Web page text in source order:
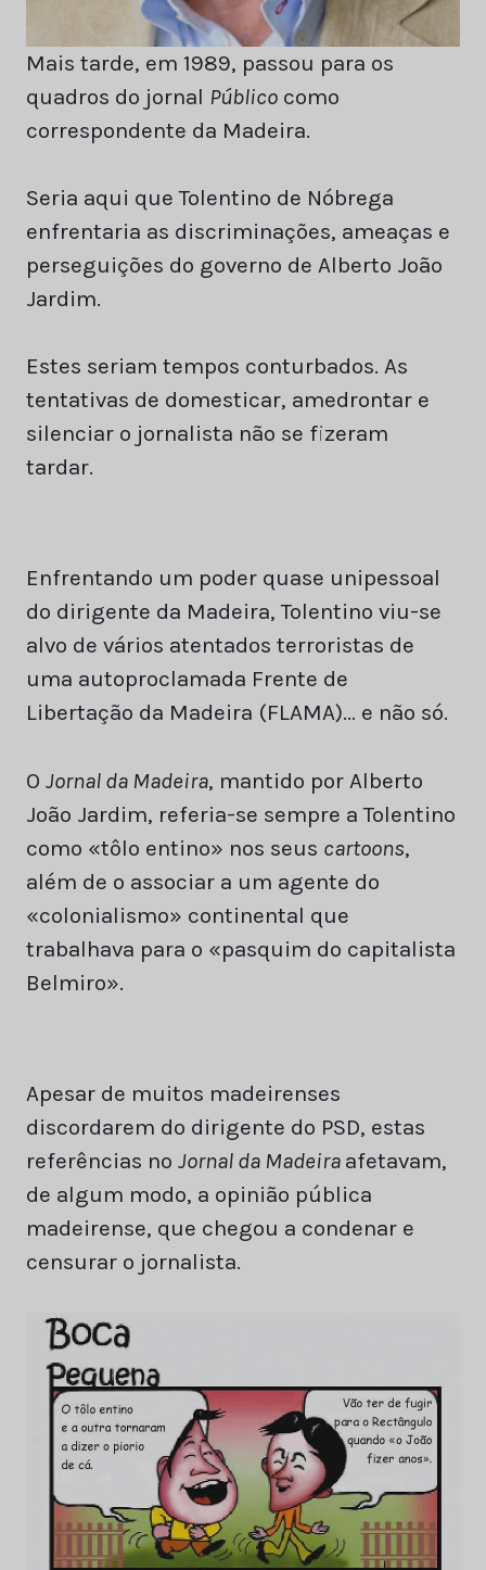
Mais tarde, em 1989, passou para os
quadros do jornal Público como
correspondente da Madeira.
Seria aqui que Tolentino de Nóbrega
enfrentaria as discriminações, ameaças e
perseguições do governo de Alberto João
Jardim.
Estes seriam tempos conturbados. As
tentativas de domesticar, amedrontar e
silenciar o jornalista não se fizeram
tardar.
Enfrentando um poder quase unipessoal
do dirigente da Madeira, Tolentino viu-se
alvo de vários atentados terroristas de
uma autoproclamada Frente de
Libertação da Madeira (FLAMA)… e não só.
O Jornal da Madeira, mantido por Alberto
João Jardim, referia-se sempre a Tolentino
como «tôlo entino» nos seus cartoons,
além de o associar a um agente do
«colonialismo» continental que
trabalhava para o «pasquim do capitalista
Belmiro».
Apesar de muitos madeirenses
discordarem do dirigente do PSD, estas
referências no Jornal da Madeira afetavam,
de algum modo, a opinião pública
madeirense, que chegou a condenar e
censurar o jornalista.